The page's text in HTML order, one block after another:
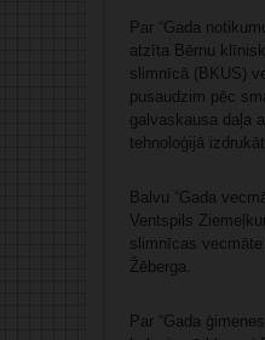
Par “Gada
atzīta Bērnu
slimnīcā (BKUS)
pusaudzim pēc
galvaskausa daļa
tehnoloģijā
Balvu “Gada
Ventspils
slimnīcas
Žēberga.
Par “Gada